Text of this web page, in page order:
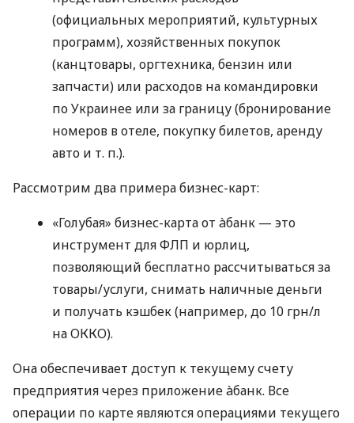
(официальных мероприятий, культурных
программ), хозяйственных покупок
(канцтовары, оргтехника, бензин или
запчасти) или расходов на командировки
по Украинее или за границу (бронирование
номеров в отеле, покупку билетов, аренду
авто и т. п.).
Рассмотрим два примера бизнес-карт:
«Голубая» бизнес-карта от àбанк — это
инструмент для ФЛП и юрлиц,
позволяющий бесплатно рассчитываться за
товары/услуги, снимать наличные деньги
и получать кэшбек (например, до 10 грн/л
на ОККО).
Она обеспечивает доступ к текущему счету
предприятия через приложение àбанк. Все
операции по карте являются операциями текущего